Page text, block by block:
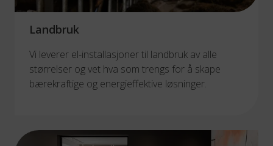
Landbruk
Vi leverer el-installasjoner til landbruk av alle
størrelser og vet hva som trengs for å skape
bærekraftige og energieffektive løsninger.